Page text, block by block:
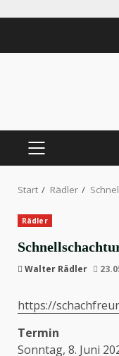
PRIMÄRES
Start Rädler
Rädler
Walter Rädler
https://
Termin
Sonntag, 8. Juni